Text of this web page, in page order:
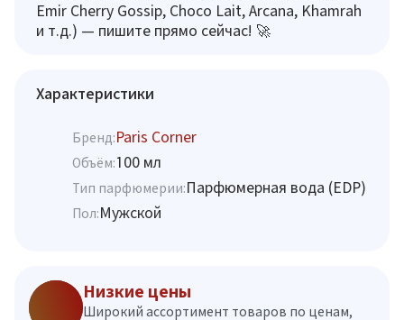
Emir Cherry Gossip, Choco Lait, Arcana, Khamrah
и т.д.) — пишите прямо сейчас! 🚀
Характеристики
Бренд:Paris Corner
Объём:100 мл
Тип парфюмерии:Парфюмерная вода (EDP)
Пол:Мужской
Низкие цены
Широкий ассортимент товаров по ценам,